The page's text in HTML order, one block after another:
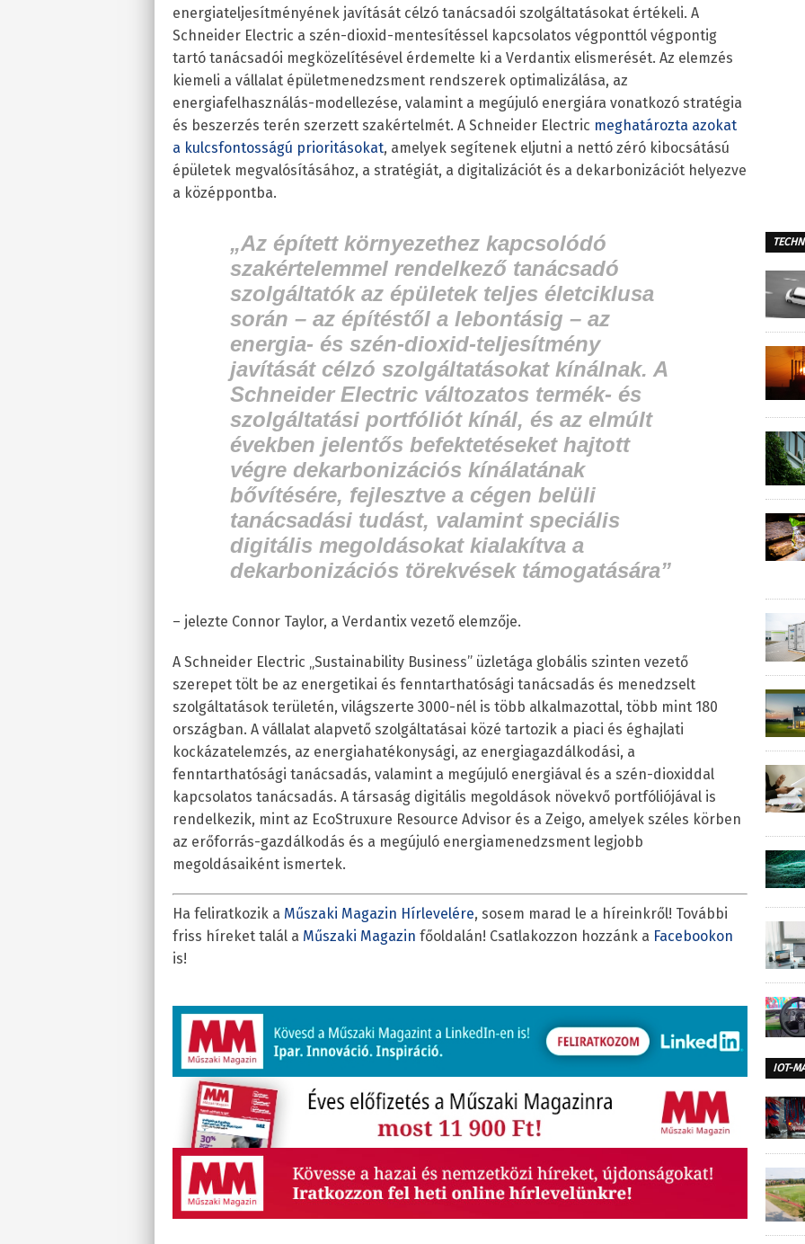
energiateljesítményének javítását célzó tanácsadói szolgáltatásokat értékeli. A
Schneider Electric a szén-dioxid-mentesítéssel kapcsolatos végponttól végpontig
tartó tanácsadói megközelítésével érdemelte ki a Verdantix elismerését. Az elemzés
kiemeli a vállalat épületmenedzsment rendszerek optimalizálása, az
energiafelhasználás-modellezése, valamint a megújuló energiára vonatkozó stratégia
és beszerzés terén szerzett szakértelmét. A Schneider Electric meghatározta azokat
a kulcsfontosságú prioritásokat, amelyek segítenek eljutni a nettó zéró kibocsátású
épületek megvalósításához, a stratégiát, a digitalizációt és a dekarbonizációt helyezve
a középpontba.
„Az épített környezethez kapcsolódó
szakértelemmel rendelkező tanácsadó
szolgáltatók az épületek teljes életciklusa
során – az építéstől a lebontásig – az
energia- és szén-dioxid-teljesítmény
javítását célzó szolgáltatásokat kínálnak. A
Schneider Electric változatos termék- és
szolgáltatási portfóliót kínál, és az elmúlt
években jelentős befektetéseket hajtott
végre dekarbonizációs kínálatának
bővítésére, fejlesztve a cégen belüli
tanácsadási tudást, valamint speciális
digitális megoldásokat kialakítva a
dekarbonizációs törekvések támogatására”
– jelezte Connor Taylor, a Verdantix vezető elemzője.
A Schneider Electric „Sustainability Business” üzletága globális szinten vezető
szerepet tölt be az energetikai és fenntarthatósági tanácsadás és menedzselt
szolgáltatások területén, világszerte 3000-nél is több alkalmazottal, több mint 180
országban. A vállalat alapvető szolgáltatásai közé tartozik a piaci és éghajlati
kockázatelemzés, az energiahatékonysági, az energiagazdálkodási, a
fenntarthatósági tanácsadás, valamint a megújuló energiával és a szén-dioxiddal
kapcsolatos tanácsadás. A társaság digitális megoldások növekvő portfóliójával is
rendelkezik, mint az EcoStruxure Resource Advisor és a Zeigo, amelyek széles körben
az erőforrás-gazdálkodás és a megújuló energiamenedzsment legjobb
megoldásaiként ismertek.
Ha feliratkozik a Műszaki Magazin Hírlevelére, sosem marad le a híreinkről! További
friss híreket talál a Műszaki Magazin főoldalán! Csatlakozzon hozzánk a Facebookon
is!
IOT-